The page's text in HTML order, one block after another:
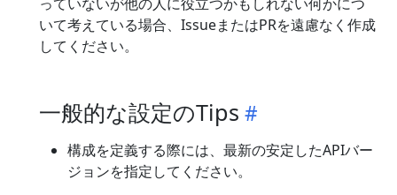
いて考えている場合、IssueまたはPRを遠慮なく作成
してください。
一般的な設定のTips
構成を定義する際には、最新の安定したAPIバー
ジョンを指定してください。